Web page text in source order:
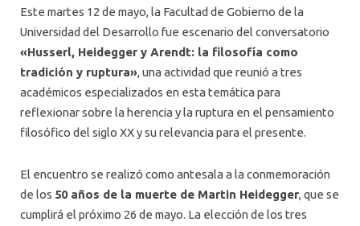
Este martes 12 de mayo, la Facultad de Gobierno de la
Universidad del Desarrollo fue escenario del conversatorio
«Husserl, Heidegger y Arendt: la filosofía como
tradición y ruptura», una actividad que reunió a tres
académicos especializados en esta temática para
reflexionar sobre la herencia y la ruptura en el pensamiento
filosófico del siglo XX y su relevancia para el presente.
El encuentro se realizó como antesala a la conmemoración
de los 50 años de la muerte de Martin Heidegger, que se
cumplirá el próximo 26 de mayo. La elección de los tres